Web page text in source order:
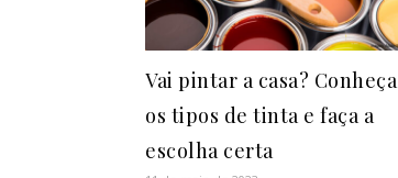
Vai pintar a casa? Conheça
os tipos de tinta e faça a
escolha certa